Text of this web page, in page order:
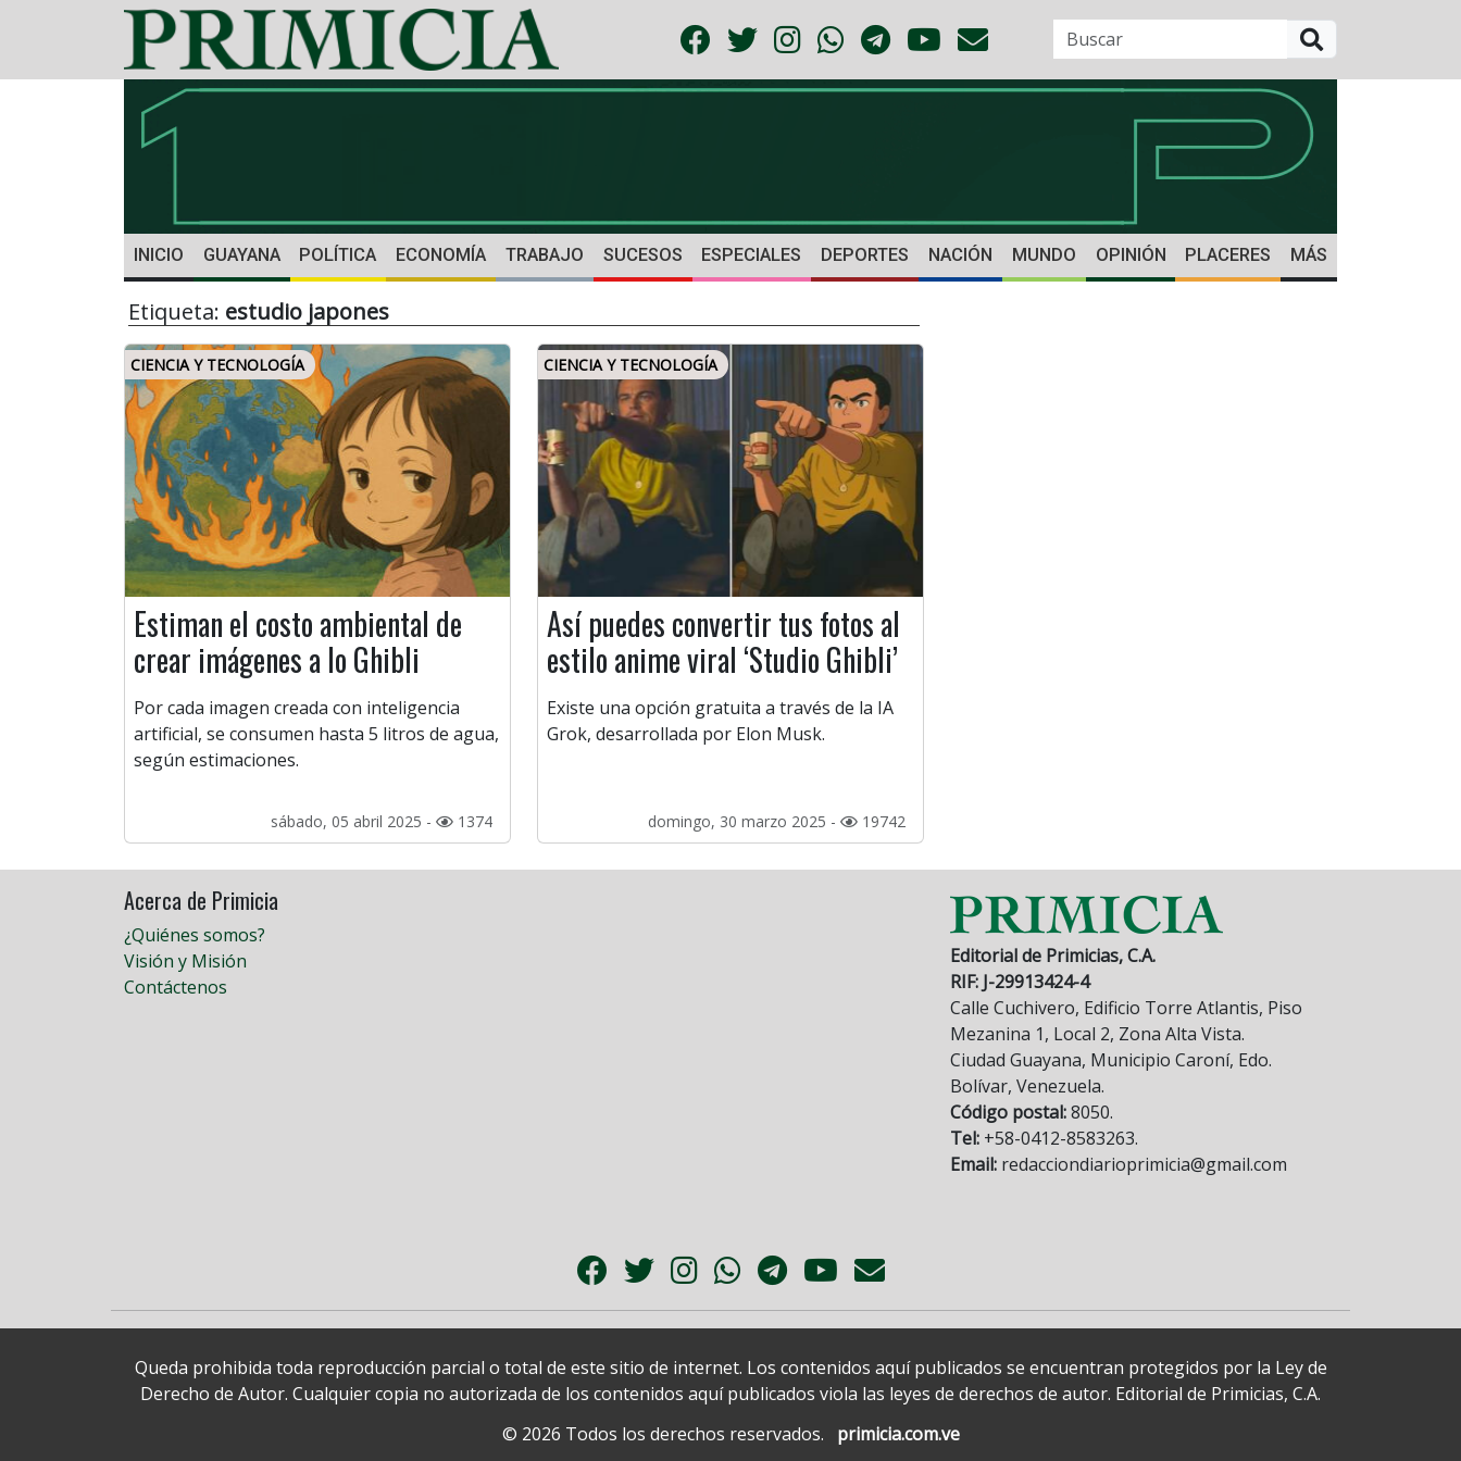
INICIO GUAYANA POLÍTICA ECONOMÍA TRABAJO SUCESOS ESPECIALES DEPORTES NACIÓN MUNDO OPINIÓN PLACERES MÁS
Etiqueta: estudio japones
CIENCIA Y TECNOLOGÍA
Estiman el costo ambiental de
crear imágenes a lo Ghibli
Por cada imagen creada con inteligencia
artificial, se consumen hasta 5 litros de agua,
según estimaciones.
sábado, 05 abril 2025 - 1374
CIENCIA Y TECNOLOGÍA
Así puedes convertir tus fotos al
estilo anime viral ‘Studio Ghibli’
Existe una opción gratuita a través de la IA
Grok, desarrollada por Elon Musk.
domingo, 30 marzo 2025 - 19742
Acerca de Primicia
¿Quiénes somos?
Visión y Misión
Contáctenos
Editorial de Primicias, C.A.
RIF: J-29913424-4
Calle Cuchivero, Edificio Torre Atlantis, Piso
Mezanina 1, Local 2, Zona Alta Vista.
Ciudad Guayana, Municipio Caroní, Edo.
Bolívar, Venezuela.
Código postal:8050.
Tel: +58-0412-8583263.
Email: redacciondiarioprimicia@gmail.com
Queda prohibida toda reproducción parcial o total de este sitio de internet. Los contenidos aquí publicados se encuentran protegidos por la Ley de
Derecho de Autor. Cualquier copia no autorizada de los contenidos aquí publicados viola las leyes de derechos de autor. Editorial de Primicias, C.A.
© 2026 Todos los derechos reservados.
primicia.com.ve